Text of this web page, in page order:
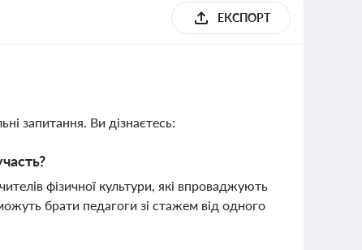
ЕКСПОРТ
запитання. Ви дізнаєтесь:
фізичної культури, які впроваджують
брати педагоги зі стажем від одного